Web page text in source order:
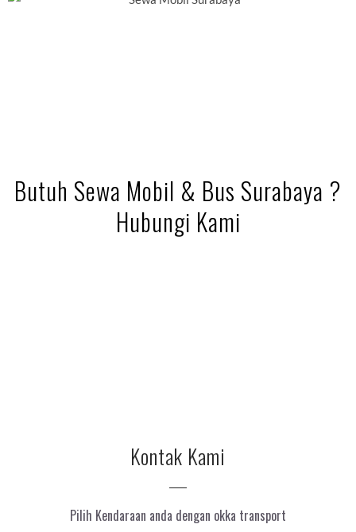
Butuh Sewa Mobil & Bus Surabaya ?
Hubungi Kami
Kontak Kami
Pilih Kendaraan anda dengan okka transport